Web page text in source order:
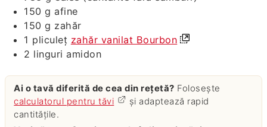
150 g afine
150 g zahăr
1 pliculeț zahăr vanilat Bourbon
2 linguri amidon
Ai o tavă diferită de cea din rețetă? Folosește
calculatorul pentru tăvi
și adaptează rapid
cantitățile.